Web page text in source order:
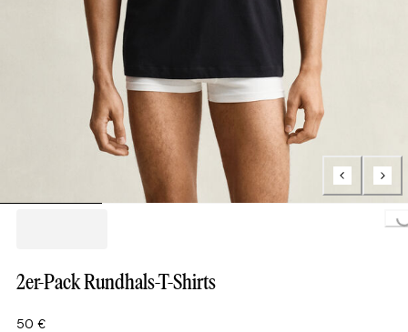
Loading...
2er-Pack Rundhals-T-Shirts
50 €